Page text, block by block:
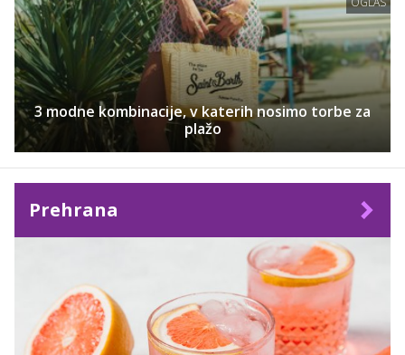
3 modne kombinacije, v katerih nosimo torbe za
plažo
Prehrana